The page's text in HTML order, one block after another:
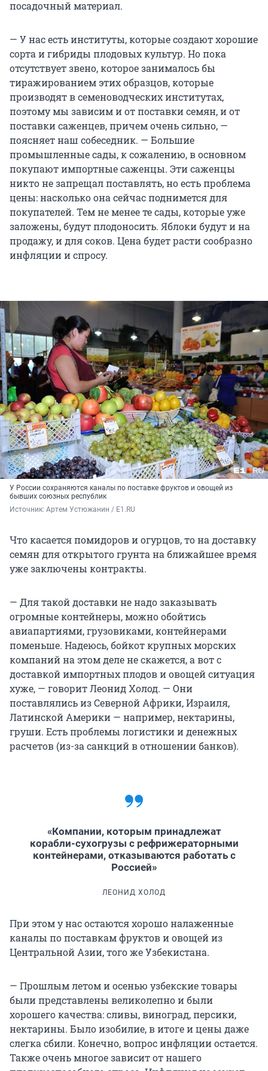
посадочный материал.
— У нас есть институты, которые создают хорошие
сорта и гибриды плодовых культур. Но пока
отсутствует звено, которое занималось бы
тиражированием этих образцов, которые
производят в семеноводческих институтах,
поэтому мы зависим и от поставки семян, и от
поставки саженцев, причем очень сильно, —
поясняет наш собеседник. — Большие
промышленные сады, к сожалению, в основном
покупают импортные саженцы. Эти саженцы
никто не запрещал поставлять, но есть проблема
цены: насколько она сейчас поднимется для
покупателей. Тем не менее те сады, которые уже
заложены, будут плодоносить. Яблоки будут и на
продажу, и для соков. Цена будет расти сообразно
инфляции и спросу.
У России сохраняются каналы по поставке фруктов и овощей из
бывших союзных республик
Источник: Артем Устюжанин / E1.RU
Что касается помидоров и огурцов, то на доставку
семян для открытого грунта на ближайшее время
уже заключены контракты.
— Для такой доставки не надо заказывать
огромные контейнеры, можно обойтись
авиапартиями, грузовиками, контейнерами
поменьше. Надеюсь, бойкот крупных морских
компаний на этом деле не скажется, а вот с
доставкой импортных плодов и овощей ситуация
хуже, — говорит Леонид Холод. — Они
поставлялись из Северной Африки, Израиля,
Латинской Америки — например, нектарины,
груши. Есть проблемы логистики и денежных
расчетов (из-за санкций в отношении банков).
«Компании, которым принадлежат
корабли-сухогрузы с рефрижераторными
контейнерами, отказываются работать с
Россией»
ЛЕОНИД ХОЛОД
При этом у нас остаются хорошо налаженные
каналы по поставкам фруктов и овощей из
Центральной Азии, того же Узбекистана.
— Прошлым летом и осенью узбекские товары
были представлены великолепно и были
хорошего качества: сливы, виноград, персики,
нектарины. Было изобилие, в итоге и цены даже
слегка сбили. Конечно, вопрос инфляции остается.
Также очень многое зависит от нашего